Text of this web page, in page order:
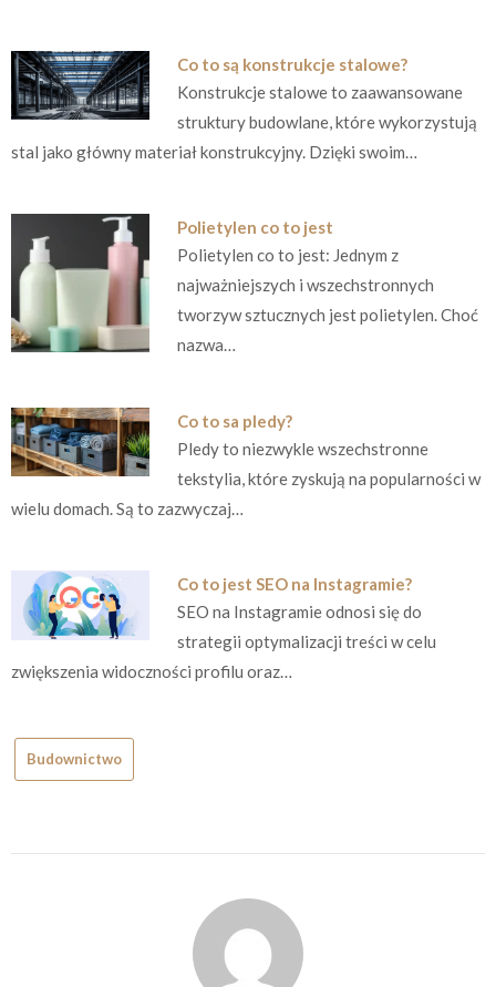
Co to są konstrukcje stalowe?
Konstrukcje stalowe to zaawansowane
struktury budowlane, które wykorzystują
stal jako główny materiał konstrukcyjny. Dzięki swoim…
Polietylen co to jest
Polietylen co to jest: Jednym z
najważniejszych i wszechstronnych
tworzyw sztucznych jest polietylen. Choć
nazwa…
Co to sa pledy?
Pledy to niezwykle wszechstronne
tekstylia, które zyskują na popularności w
wielu domach. Są to zazwyczaj…
Co to jest SEO na Instagramie?
SEO na Instagramie odnosi się do
strategii optymalizacji treści w celu
zwiększenia widoczności profilu oraz…
Budownictwo